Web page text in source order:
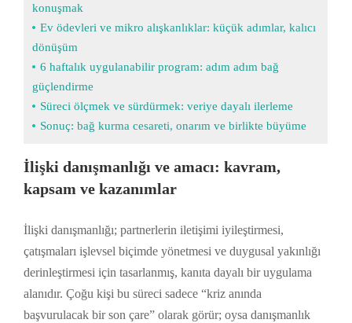
konuşmak
Ev ödevleri ve mikro alışkanlıklar: küçük adımlar, kalıcı
dönüşüm
6 haftalık uygulanabilir program: adım adım bağ
güçlendirme
Süreci ölçmek ve sürdürmek: veriye dayalı ilerleme
Sonuç: bağ kurma cesareti, onarım ve birlikte büyüme
İlişki danışmanlığı ve amacı: kavram,
kapsam ve kazanımlar
İlişki danışmanlığı; partnerlerin iletişimi iyileştirmesi,
çatışmaları işlevsel biçimde yönetmesi ve duygusal yakınlığı
derinleştirmesi için tasarlanmış, kanıta dayalı bir uygulama
alanıdır. Çoğu kişi bu süreci sadece “kriz anında
başvurulacak bir son çare” olarak görür; oysa danışmanlık